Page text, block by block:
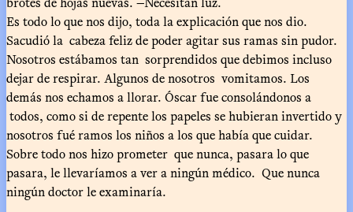
Es todo lo que nos dijo, toda la explicación que nos dio.
Sacudió la cabeza feliz de poder agitar sus ramas sin pudor.
Nosotros estábamos tan sorprendidos que debimos incluso
dejar de respirar. Algunos de nosotros vomitamos. Los
demás nos echamos a llorar. Óscar fue consolándonos a
todos, como si de repente los papeles se hubieran invertido y
nosotros fué ramos los niños a los que había que cuidar.
Sobre todo nos hizo prometer que nunca, pasara lo que
pasara, le llevaríamos a ver a ningún médico. Que nunca
ningún doctor le examinaría.